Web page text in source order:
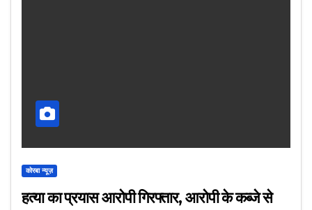
कोरबा न्यूज़
हत्या का प्रयास आरोपी गिरफ्तार, आरोपी के कब्जे से